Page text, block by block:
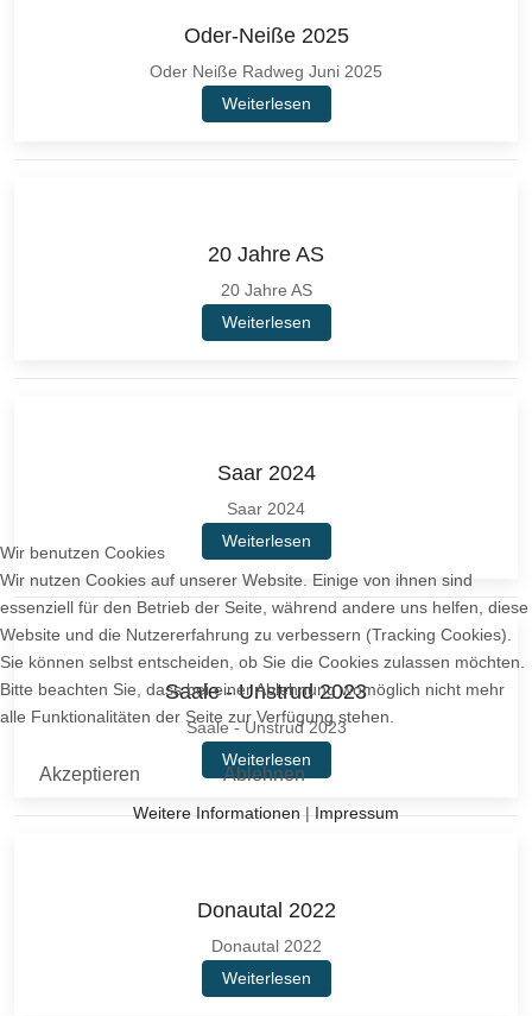
Oder-Neiße 2025
Oder Neiße Radweg Juni 2025
Weiterlesen
20 Jahre AS
20 Jahre AS
Weiterlesen
Saar 2024
Saar 2024
Weiterlesen
Saale - Unstrud 2023
Saale - Unstrud 2023
Weiterlesen
Donautal 2022
Donautal 2022
Weiterlesen
Wir benutzen Cookies
Wir nutzen Cookies auf unserer Website. Einige von ihnen sind
essenziell für den Betrieb der Seite, während andere uns helfen, diese
Website und die Nutzererfahrung zu verbessern (Tracking Cookies).
Sie können selbst entscheiden, ob Sie die Cookies zulassen möchten.
Bitte beachten Sie, dass bei einer Ablehnung womöglich nicht mehr
alle Funktionalitäten der Seite zur Verfügung stehen.
Akzeptieren Ablehnen
Weitere Informationen|Impressum